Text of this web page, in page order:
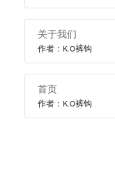
关于我们
作者：K.O裤钩
首页
作者：K.O裤钩